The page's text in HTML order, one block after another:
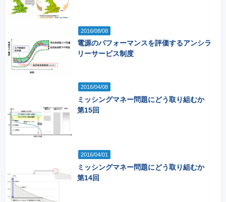
2016/08/08
電源のパフォーマンスを評価するアンシラ
リーサービス制度
2016/04/08
ミッシングマネー問題にどう取り組むか
第15回
2016/04/01
ミッシングマネー問題にどう取り組むか
第14回